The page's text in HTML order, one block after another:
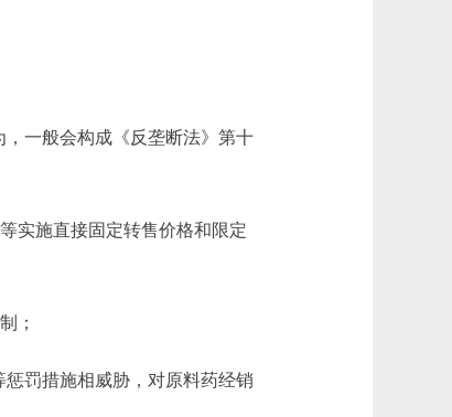
一般会构成《反垄断法》第十
实施直接固定转售价格和限定
；
罚措施相威胁，对原料药经销